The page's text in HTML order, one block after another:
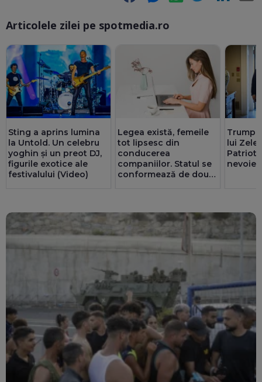
Articolele zilei pe spotmedia.ro
Sting a aprins lumina
la Untold. Un celebru
yoghin și un preot DJ,
figurile exotice ale
festivalului (Video)
Legea există, femeile
tot lipsesc din
conducerea
companiilor. Statul se
conformează de două
Trump,
lui
Patriot:
nevoie